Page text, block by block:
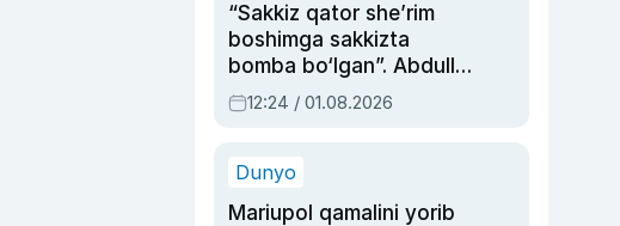
“Sakkiz qator she’rim
boshimga sakkizta
bomba bo‘lgan”. Abdulla
Oripovni siyosiy
ayblovlardan asrab
12:24 / 01.08.2026
Dunyo
Mariupol qamalini yorib